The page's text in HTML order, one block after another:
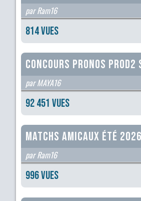
par Ram16
814 vues
CONCOURS PRONOS
par MAYA16
92 451 vues
Matchs amicaux été
par Ram16
996 vues